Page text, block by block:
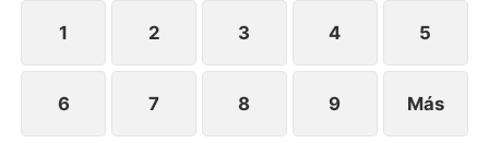
1 2 3 4 5
6 7 8 9 Más